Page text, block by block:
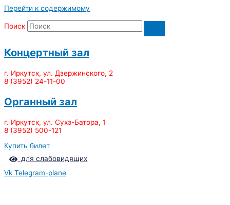
Перейти к содержимому
Поиск
Концертный зал
г. Иркутск, ул. Дзержинского, 2
8 (3952) 24-11-00
Органный зал
г. Иркутск, ул. Сухэ-Батора, 1
8 (3952) 500-121
Купить билет
для слабовидящих
Vk Telegram-plane